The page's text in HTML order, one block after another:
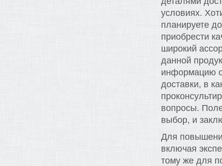
условиях.
планируете
приобрести
широкий
данной
информацию о
доставки, в
вопросы.
выбор, и
Для
включая
тому же для